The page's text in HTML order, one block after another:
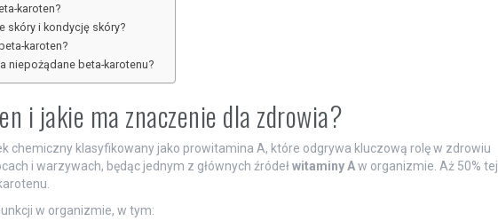
karoten?
skóry i kondycję skóry?
karoten?
niepożądane beta-karotenu?
i jakie ma znaczenie dla zdrowia?
chemiczny klasyfikowany jako prowitamina A, które odgrywa kluczową rolę w zdrowiu
i warzywach, będąc jednym z głównych źródełwitaminy Aw organizmie. Aż 50% tej
w organizmie, w tym: